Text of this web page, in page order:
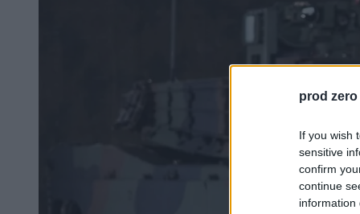
prod zero
If you wish
sensitive
confirm
continue
information